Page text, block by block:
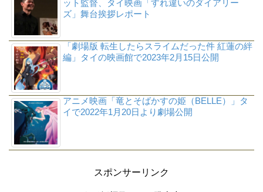
ット監督、タイ映画「すれ違いのダイアリー
ズ」舞台挨拶レポート
「劇場版 転生したらスライムだった件 紅蓮の絆
編」タイの映画館で2023年2月15日公開
アニメ映画「竜とそばかすの姫（BELLE）」タ
イで2022年1月20日より劇場公開
スポンサーリンク